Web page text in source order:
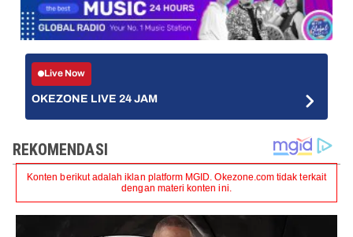
Live Now
OKEZONE LIVE 24 JAM